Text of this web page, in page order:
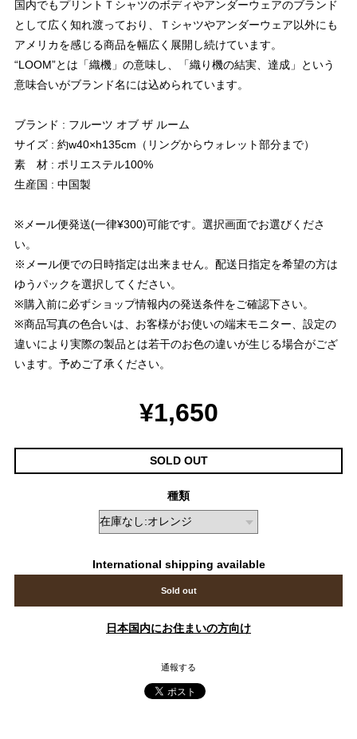
国内でもプリントＴシャツのボディやアンダーウェアのブランド
として広く知れ渡っており、Ｔシャツやアンダーウェア以外にも
アメリカを感じる商品を幅広く展開し続けています。
“LOOM”とは「織機」の意味し、「織り機の結実、達成」という
意味合いがブランド名には込められています。
ブランド : フルーツ オブ ザ ルーム
サイズ : 約w40×h135cm（リングからウォレット部分まで）
素 材 : ポリエステル100%
生産国 : 中国製
※メール便発送(一律¥300)可能です。選択画面でお選びくださ
い。
※メール便での日時指定は出来ません。配送日指定を希望の方は
ゆうパックを選択してください。
※購入前に必ずショップ情報内の発送条件をご確認下さい。
※商品写真の色合いは、お客様がお使いの端末モニター、設定の
違いにより実際の製品とは若干のお色の違いが生じる場合がござ
います。予めご了承ください。
¥1,650
SOLD OUT
種類
International shipping available
Sold out
日本国内にお住まいの方向け
通報する